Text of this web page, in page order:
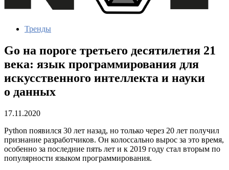
Тренды
Go на пороге третьего десятилетия 21
века: язык программирования для
искусственного интеллекта и науки
о данных
17.11.2020
Python появился 30 лет назад, но только через 20 лет получил
признание разработчиков. Он колоссально вырос за это время,
особенно за последние пять лет и к 2019 году стал вторым по
популярности языком программирования.